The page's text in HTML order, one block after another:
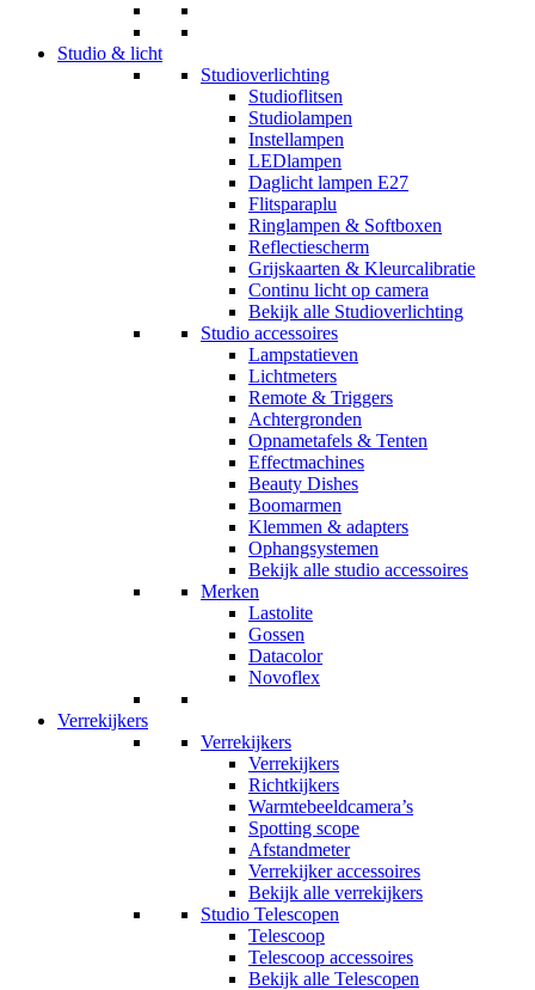
Studio & licht
Studioverlichting
Studioflitsen
Studiolampen
Instellampen
LEDlampen
Daglicht lampen E27
Flitsparaplu
Ringlampen & Softboxen
Reflectiescherm
Grijskaarten & Kleurcalibratie
Continu licht op camera
Bekijk alle Studioverlichting
Studio accessoires
Lampstatieven
Lichtmeters
Remote & Triggers
Achtergronden
Opnametafels & Tenten
Effectmachines
Beauty Dishes
Boomarmen
Klemmen & adapters
Ophangsystemen
Bekijk alle studio accessoires
Merken
Lastolite
Gossen
Datacolor
Novoflex
Verrekijkers
Verrekijkers
Verrekijkers
Richtkijkers
Warmtebeeldcamera’s
Spotting scope
Afstandmeter
Verrekijker accessoires
Bekijk alle verrekijkers
Studio Telescopen
Telescoop
Telescoop accessoires
Bekijk alle Telescopen